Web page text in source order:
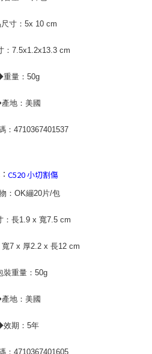
寸：5x 10 cm
7.5x1.2x13.3 cm
量：50g
地：美國
：4710367401537
C520 小切割傷
：OK繃20片/包
長1.9 x 寬7.5 cm
7 x 厚2.2 x 長12 cm
重量：50g
地：美國
期：5年
：4710367401605